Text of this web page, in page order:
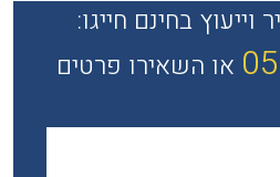
בחינם חייגו:
או השאירו פרטים